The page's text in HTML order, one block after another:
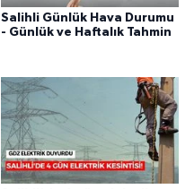
Salihli Günlük Hava Durumu
- Günlük ve Haftalık Tahmin